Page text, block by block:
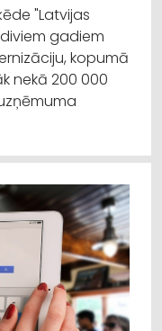
"Latvijas
gadiem
kopumā
nekā 200 000